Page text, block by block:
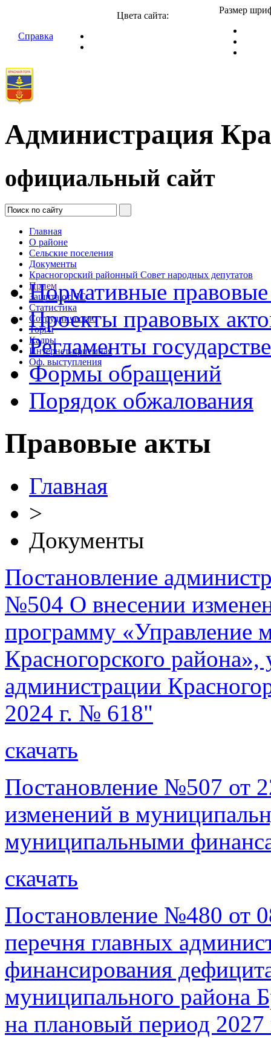
Справка
Цвета сайта:
Размер
Администрация
официальный сайт
Главная
О районе
Сельские поселения
Документы
Красногорский районный Совет народных депутатов
Прием
Защита от ЧС
Статистика
Сотрудничество
Торги
Кадры
Интернет-приемная
Оф. выступления
Нормативные
Проекты правовых
Регламенты
Формы обращений
Порядок обжалования
Правовые акты
Главная
>
Документы
Постановление
№504 О внесении
программу «Управление
Красногорского
администрации
2024 г. № 618"
скачать
Постановление №507 от
изменений в
муниципальными
скачать
Постановление №480 от
перечня главных
финансирования
муниципального района
на плановый период 2027